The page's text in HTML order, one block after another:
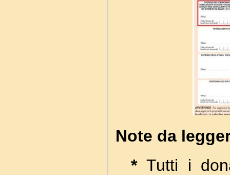
Note da
*Tutti i